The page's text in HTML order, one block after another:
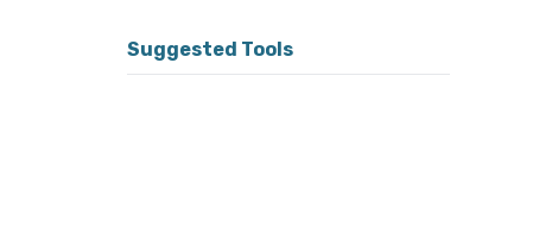
Suggested Tools